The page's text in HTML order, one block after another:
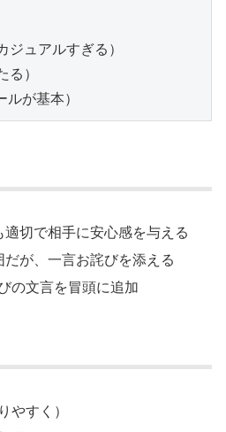
ジュアルすぎる）
る）
適切で相手に安心感を与える
だが、一言お詫びを添える
の文言を冒頭に追加
やすく）